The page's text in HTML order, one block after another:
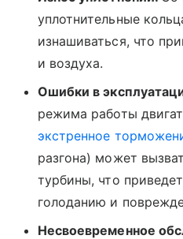
уплотнительные
изнашиваться, что
и воздуха.
Ошибки в
режима работы
экстренное
разгона) может
турбины, что
голоданию и
Несвоевременное